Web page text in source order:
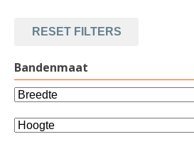
RESET FILTERS
Bandenmaat